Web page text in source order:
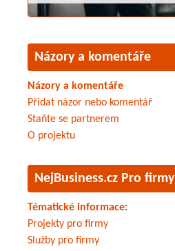
Názory a komentáře
Názory a komentáře
Přidat názor nebo komentář
Staňte se partnerem
O projektu
NejBusiness.cz Pro firmy
Tématické informace:
Projekty pro firmy
Služby pro firmy